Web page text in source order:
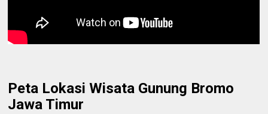
Peta Lokasi Wisata Gunung Bromo
Jawa Timur